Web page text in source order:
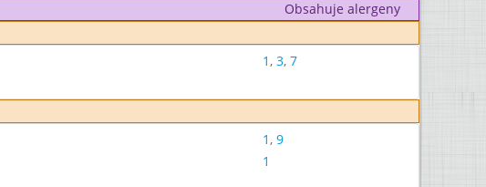
Obsahuje alergeny
1, 3, 7
1, 9
1